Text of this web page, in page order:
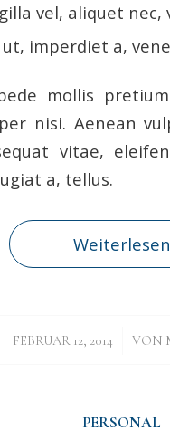
vel, aliquet
imperdiet a,
mollis
nisi. Aenean
vitae,
a, tellus.
Weiterlesen
FEBRUAR 12, 2014
/ VON
PERSONAL